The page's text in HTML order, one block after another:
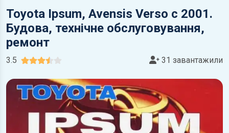
Toyota Ipsum, Avensis Verso c 2001.
Будова, технічне обслуговування,
ремонт
3.5 31 завантажили